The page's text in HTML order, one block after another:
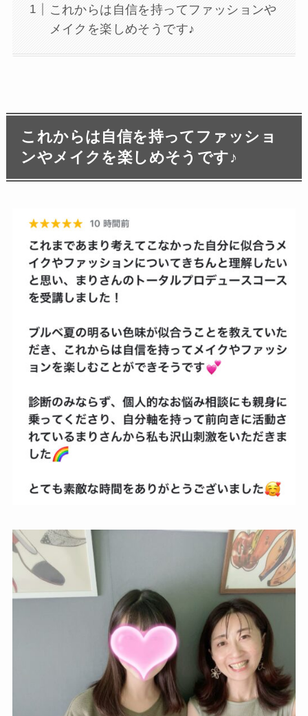
これからは自信を持ってファッションや
メイクを楽しめそうです♪
これからは自信を持ってファッショ
ンやメイクを楽しめそうです♪